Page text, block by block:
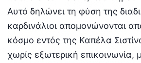
Αυτό δηλώνει τη φύση της
καρδινάλιοι απομονώνονται
κόσμο εντός της Καπέλα
χωρίς εξωτερική επικοινωνία,